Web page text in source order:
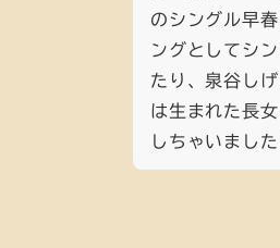
のシングル早
ングとしてシ
たり、泉谷し
は生まれた長
しちゃいまし